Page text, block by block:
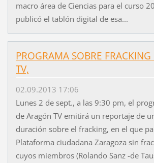
macro área de Ciencias para el curso
publicó el tablón digital de esa...
PROGRAMA SOBRE
TV,
02.09.2013 17:06
Lunes 2 de sept., a las 9:30 pm, el
de Aragón TV emitirá un reportaje de
duración sobre el fracking, en el que
Plataforma ciudadana Zaragoza sin
cuyos miembros (Rolando Sanz -de